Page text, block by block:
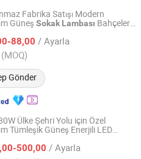
Fabrika Satışı Modern
Güneş Sokak Lambası Bahçeler
88,00 / Ayarla
(MOQ)
Gönder
Co., Ltd.
2026
Ülke Şehri Yolu için Özel
Tümleşik Güneş Enerjili LED
500,00 / Ayarla